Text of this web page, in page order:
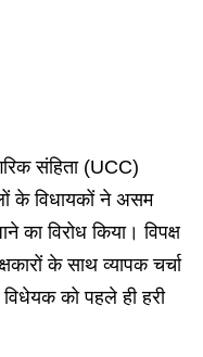
संहिता (UCC)
के विधायकों ने असम
का विरोध किया। विपक्ष
के साथ व्यापक चर्चा
को पहले ही हरी